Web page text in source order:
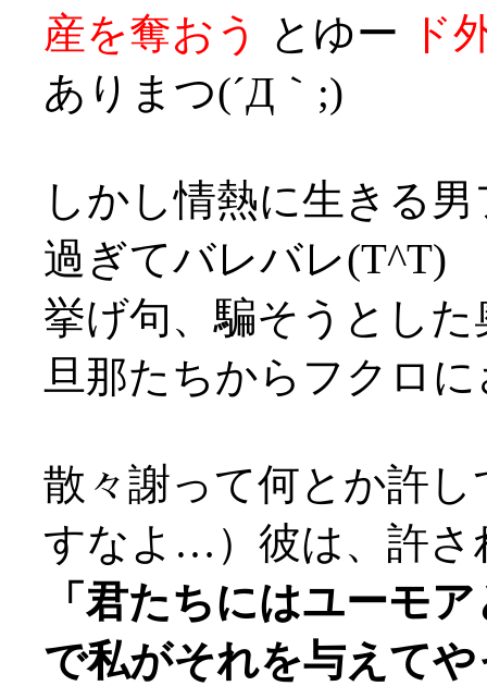
産を奪おう
とゆー
ド
ありまつ(´Д｀;)
しかし情熱に生きる
過ぎてバレバレ(T^T)
挙げ句、騙そうとし
旦那たちからフクロ
散々謝って何とか許
すなよ…）彼は、許さ
「君たちにはユーモ
で私がそれを与えて